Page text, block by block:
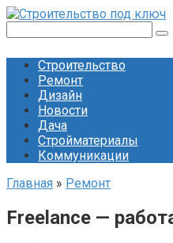
Перейти
контенту
Строительство
Ремонт
Дизайн
Новости
Дача
Стройматериалы
Коммуникации
Главная » Ремонт
Freelance —